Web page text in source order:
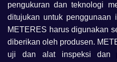
pengukuran dan teknologi
ditujukan untuk penggunaan
METERES harus digunakan
diberikan oleh produsen.
uji dan alat inspeksi dan